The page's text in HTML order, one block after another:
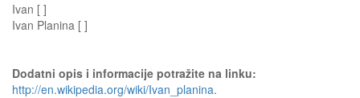
Ivan [ ]
Ivan Planina [ ]
Dodatni opis i informacije potražite na linku:
http://en.wikipedia.org/wiki/Ivan_planina.